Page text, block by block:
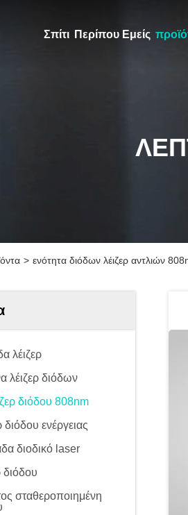
Σπίτι Περίπου Εμείς
> ενότητα διόδων λέιζερ αντλιών
λέιζερ
λέιζερ διόδων
διόδου 808nm
ενέργειας
διοδικό laser
διόδου
σταθεροποιημένη